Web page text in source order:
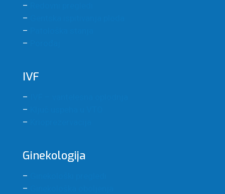
–
–
–
–
IVF
–
–
–
Ginekologija
–
–